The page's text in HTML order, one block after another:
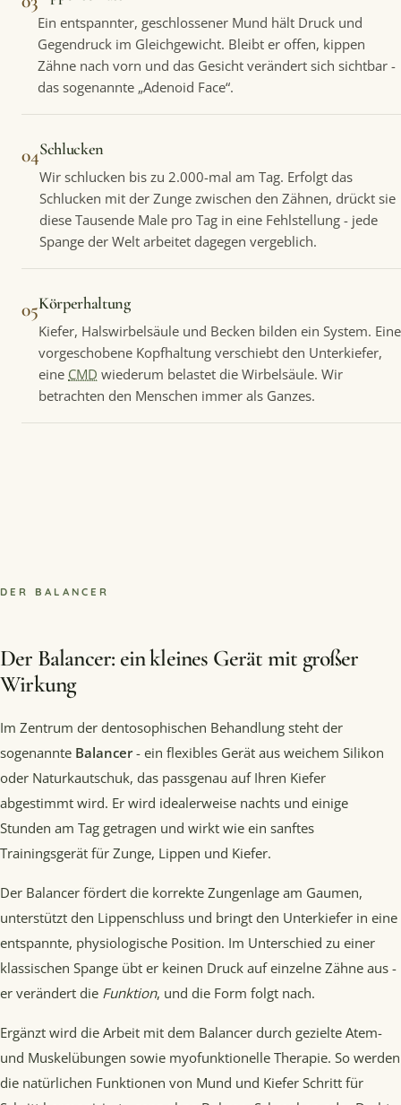
Ein entspannter, geschlossener Mund hält Druck und
Gegendruck im Gleichgewicht. Bleibt er offen, kippen
Zähne nach vorn und das Gesicht verändert sich sichtbar -
das sogenannte „Adenoid Face“.
04Schlucken
Wir schlucken bis zu 2.000-mal am Tag. Erfolgt das
Schlucken mit der Zunge zwischen den Zähnen, drückt sie
diese Tausende Male pro Tag in eine Fehlstellung - jede
Spange der Welt arbeitet dagegen vergeblich.
05Körperhaltung
Kiefer, Halswirbelsäule und Becken bilden ein System. Eine
vorgeschobene Kopfhaltung verschiebt den Unterkiefer,
eine CMD wiederum belastet die Wirbelsäule. Wir
betrachten den Menschen immer als Ganzes.
DER BALANCER
Der Balancer: ein kleines Gerät mit großer
Wirkung
Im Zentrum der dentosophischen Behandlung steht der
sogenannte Balancer- ein flexibles Gerät aus weichem Silikon
oder Naturkautschuk, das passgenau auf Ihren Kiefer
abgestimmt wird. Er wird idealerweise nachts und einige
Stunden am Tag getragen und wirkt wie ein sanftes
Trainingsgerät für Zunge, Lippen und Kiefer.
Der Balancer fördert die korrekte Zungenlage am Gaumen,
unterstützt den Lippenschluss und bringt den Unterkiefer in eine
entspannte, physiologische Position. Im Unterschied zu einer
klassischen Spange übt er keinen Druck auf einzelne Zähne aus -
er verändert die Funktion, und die Form folgt nach.
Ergänzt wird die Arbeit mit dem Balancer durch gezielte Atem-
und Muskelübungen sowie myofunktionelle Therapie. So werden
die natürlichen Funktionen von Mund und Kiefer Schritt für